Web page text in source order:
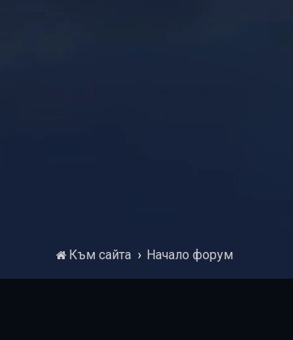
Към сайта Начало форум